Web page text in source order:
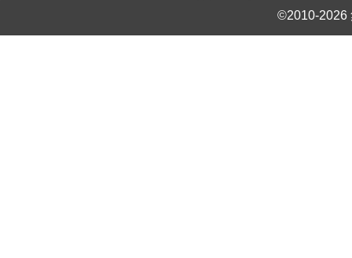
©2010-2026